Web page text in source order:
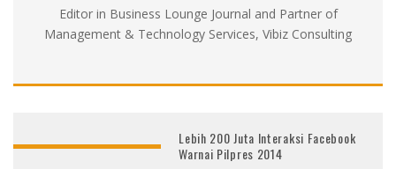
Editor in Business Lounge Journal and Partner of
Management & Technology Services, Vibiz Consulting
Lebih 200 Juta Interaksi Facebook
Warnai Pilpres 2014